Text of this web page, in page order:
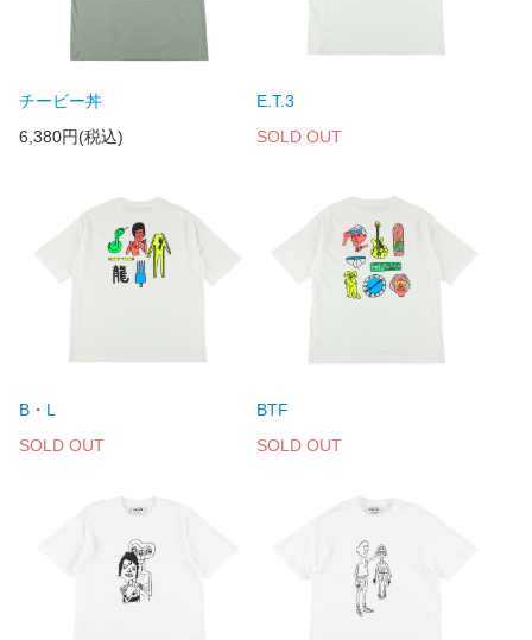
チービー丼
6,380円(税込)
E.T.3
SOLD OUT
B・L
SOLD OUT
BTF
SOLD OUT